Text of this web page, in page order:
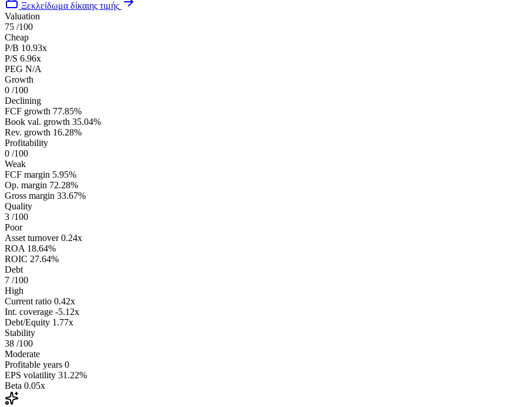
Ξεκλείδωμα δίκαιης τιμής
Valuation
75 /100
Cheap
P/B 10.93x
P/S 6.96x
PEG N/A
Growth
0 /100
Declining
FCF growth 77.85%
Book val. growth 35.04%
Rev. growth 16.28%
Profitability
0 /100
Weak
FCF margin 5.95%
Op. margin 72.28%
Gross margin 33.67%
Quality
3 /100
Poor
Asset turnover 0.24x
ROA 18.64%
ROIC 27.64%
Debt
7 /100
High
Current ratio 0.42x
Int. coverage -5.12x
Debt/Equity 1.77x
Stability
38 /100
Moderate
Profitable years 0
EPS volatility 31.22%
Beta 0.05x